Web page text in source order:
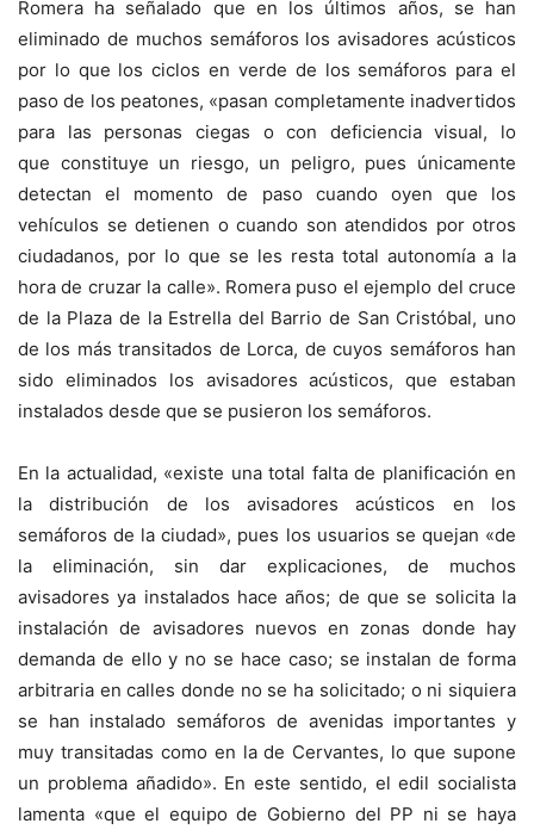
Romera ha señalado que en los últimos años, se han
eliminado de muchos semáforos los avisadores acústicos
por lo que los ciclos en verde de los semáforos para el
paso de los peatones, «pasan completamente inadvertidos
para las personas ciegas o con deficiencia visual, lo
que constituye un riesgo, un peligro, pues únicamente
detectan el momento de paso cuando oyen que los
vehículos se detienen o cuando son atendidos por otros
ciudadanos, por lo que se les resta total autonomía a la
hora de cruzar la calle». Romera puso el ejemplo del cruce
de la Plaza de la Estrella del Barrio de San Cristóbal, uno
de los más transitados de Lorca, de cuyos semáforos han
sido eliminados los avisadores acústicos, que estaban
instalados desde que se pusieron los semáforos.
En la actualidad, «existe una total falta de planificación en
la distribución de los avisadores acústicos en los
semáforos de la ciudad», pues los usuarios se quejan «de
la eliminación, sin dar explicaciones, de muchos
avisadores ya instalados hace años; de que se solicita la
instalación de avisadores nuevos en zonas donde hay
demanda de ello y no se hace caso; se instalan de forma
arbitraria en calles donde no se ha solicitado; o ni siquiera
se han instalado semáforos de avenidas importantes y
muy transitadas como en la de Cervantes, lo que supone
un problema añadido». En este sentido, el edil socialista
lamenta «que el equipo de Gobierno del PP ni se haya